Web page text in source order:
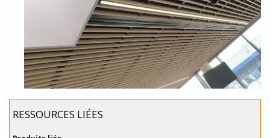
RESSOURCES LIÉES